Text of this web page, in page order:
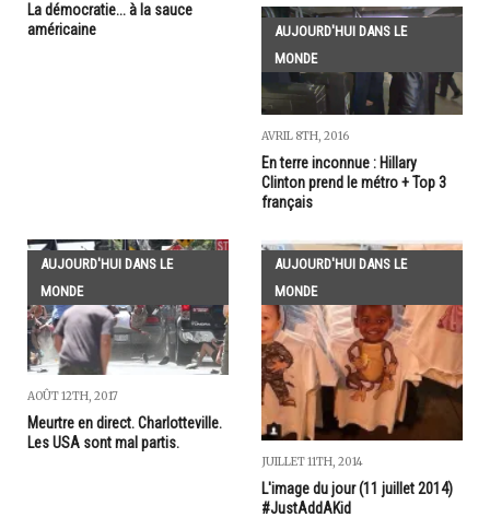
La démocratie... à la sauce
américaine
AUJOURD'HUI DANS LE
MONDE
AVRIL 8TH, 2016
En terre inconnue : Hillary
Clinton prend le métro + Top 3
français
AUJOURD'HUI DANS LE
MONDE
AOÛT 12TH, 2017
Meurtre en direct. Charlotteville.
Les USA sont mal partis.
AUJOURD'HUI DANS LE
MONDE
JUILLET 11TH, 2014
L'image du jour (11 juillet 2014)
#JustAddAKid